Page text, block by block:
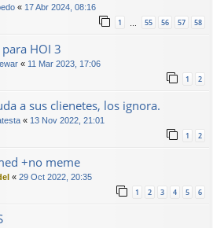
« 17 Abr 2024, 08:16
1 … 55 56 57 58
HOI 3
« 11 Mar 2023, 17:06
1 2
a sus clienetes, los ignora.
« 13 Nov 2022, 21:01
1 2
+no meme
« 29 Oct 2022, 20:35
1 2 3 4 5 6